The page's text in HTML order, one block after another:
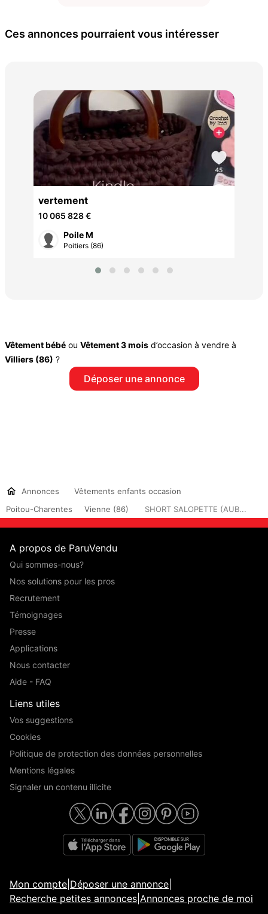
Ces annonces pourraient vous intéresser
vertement
10 065 828 €
Poile M
Poitiers (86)
Vêtement bébé ou Vêtement 3 mois d’occasion à vendre à
Villiers (86) ?
Déposer une annonce
Annonces
Vêtements enfants occasion
Poitou-Charentes
Vienne (86) SHORT SALOPETTE (AUB...
A propos de ParuVendu
Qui sommes-nous?
Nos solutions pour les pros
Recrutement
Témoignages
Presse
Applications
Nous contacter
Aide - FAQ
Liens utiles
Vos suggestions
Cookies
Politique de protection des données personnelles
Mentions légales
Signaler un contenu illicite
Mon compte Déposer une annonce
Recherche petites annonces Annonces proche de moi